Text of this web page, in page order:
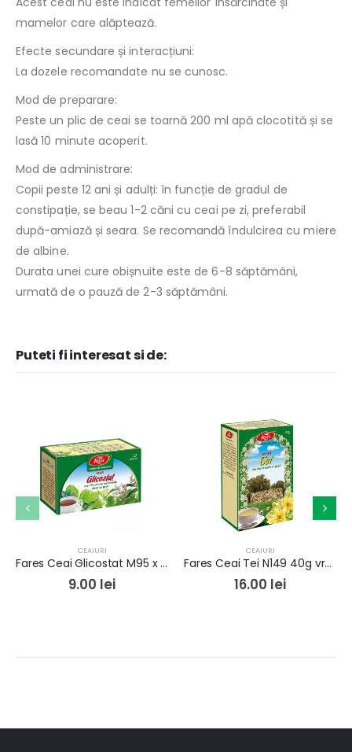
mamelor care alăptează.
Efecte secundare și interacțiuni:
La dozele recomandate nu se cunosc.
Mod de preparare:
Peste un plic de ceai se toarnă 200 ml apă clocotită și se
lasă 10 minute acoperit.
Mod de administrare:
Copii peste 12 ani și adulți: în funcție de gradul de
constipație, se beau 1-2 căni cu ceai pe zi, preferabil
după-amiază și seara. Se recomandă îndulcirea cu miere
de albine.
Durata unei cure obișnuite este de 6-8 săptămâni,
urmată de o pauză de 2-3 săptămâni.
Puteti fi interesat si de:
CEAIURI
Fares Ceai Glicostat M95 x 20plic
9.00 lei
CEAIURI
Fares Ceai Tei N149 40g vrac
16.00 lei